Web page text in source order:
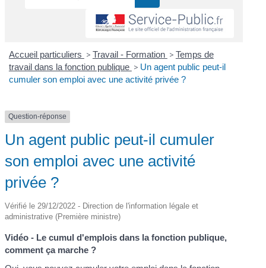
Accueil particuliers > Travail - Formation > Temps de
travail dans la fonction publique > Un agent public peut-il
cumuler son emploi avec une activité privée ?
Question-réponse
Un agent public peut-il cumuler
son emploi avec une activité
privée ?
Vérifié le 29/12/2022 - Direction de l'information légale et
administrative (Première ministre)
Vidéo - Le cumul d'emplois dans la fonction publique,
comment ça marche ?